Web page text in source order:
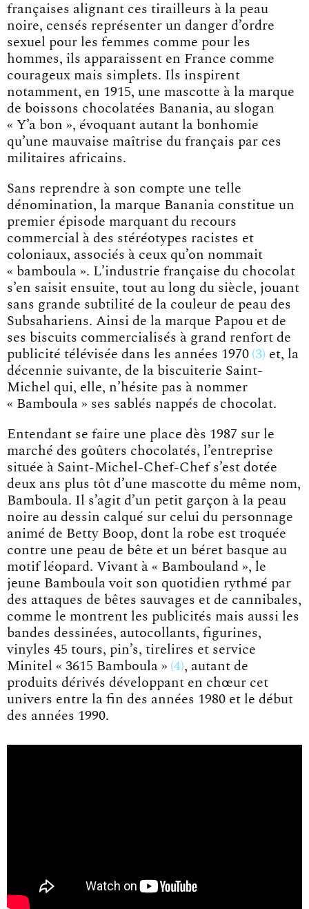
françaises alignant ces tirailleurs à la peau
noire, censés représenter un danger d’ordre
sexuel pour les femmes comme pour les
hommes, ils apparaissent en France comme
courageux mais simplets. Ils inspirent
notamment, en 1915, une mascotte à la marque
de boissons chocolatées Banania, au slogan
« Y’a bon », évoquant autant la bonhomie
qu’une mauvaise maîtrise du français par ces
militaires africains.
Sans reprendre à son compte une telle
dénomination, la marque Banania constitue un
premier épisode marquant du recours
commercial à des stéréotypes racistes et
coloniaux, associés à ceux qu’on nommait
« bamboula ». L’industrie française du chocolat
s’en saisit ensuite, tout au long du siècle, jouant
sans grande subtilité de la couleur de peau des
Subsahariens. Ainsi de la marque Papou et de
ses biscuits commercialisés à grand renfort de
publicité télévisée dans les années 1970 3 et, la
décennie suivante, de la biscuiterie Saint-
Michel qui, elle, n’hésite pas à nommer
« Bamboula » ses sablés nappés de chocolat.
Entendant se faire une place dès 1987 sur le
marché des goûters chocolatés, l’entreprise
située à Saint-Michel-Chef-Chef s’est dotée
deux ans plus tôt d’une mascotte du même nom,
Bamboula. Il s’agit d’un petit garçon à la peau
noire au dessin calqué sur celui du personnage
animé de Betty Boop, dont la robe est troquée
contre une peau de bête et un béret basque au
motif léopard. Vivant à « Bambouland », le
jeune Bamboula voit son quotidien rythmé par
des attaques de bêtes sauvages et de cannibales,
comme le montrent les publicités mais aussi les
bandes dessinées, autocollants, figurines,
vinyles 45 tours, pin’s, tirelires et service
Minitel « 3615 Bamboula » 4 , autant de
produits dérivés développant en chœur cet
univers entre la fin des années 1980 et le début
des années 1990.